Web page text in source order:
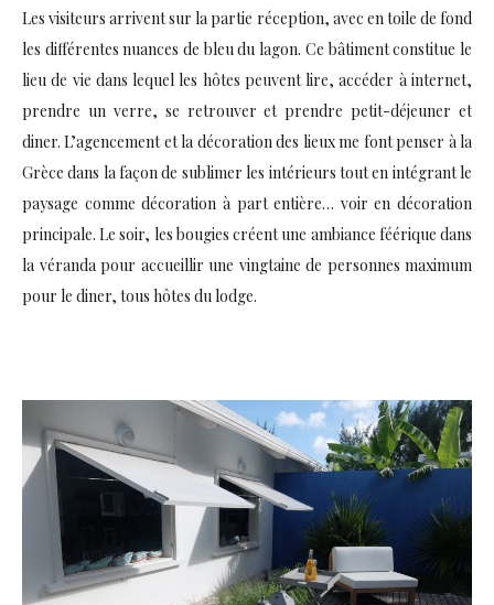
Les visiteurs arrivent sur la partie réception, avec en toile de fond
les différentes nuances de bleu du lagon. Ce bâtiment constitue le
lieu de vie dans lequel les hôtes peuvent lire, accéder à internet,
prendre un verre, se retrouver et prendre petit-déjeuner et
diner. L’agencement et la décoration des lieux me font penser à la
Grèce dans la façon de sublimer les intérieurs tout en intégrant le
paysage comme décoration à part entière… voir en décoration
principale. Le soir, les bougies créent une ambiance féérique dans
la véranda pour accueillir une vingtaine de personnes maximum
pour le diner, tous hôtes du lodge.